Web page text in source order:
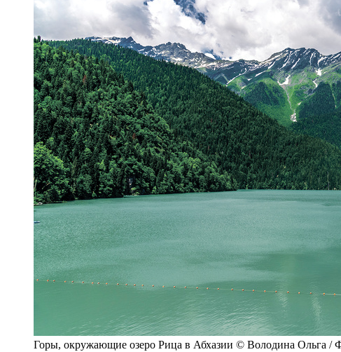
Горы, окружающие озеро Рица в Абхазии © Володина Ольга /